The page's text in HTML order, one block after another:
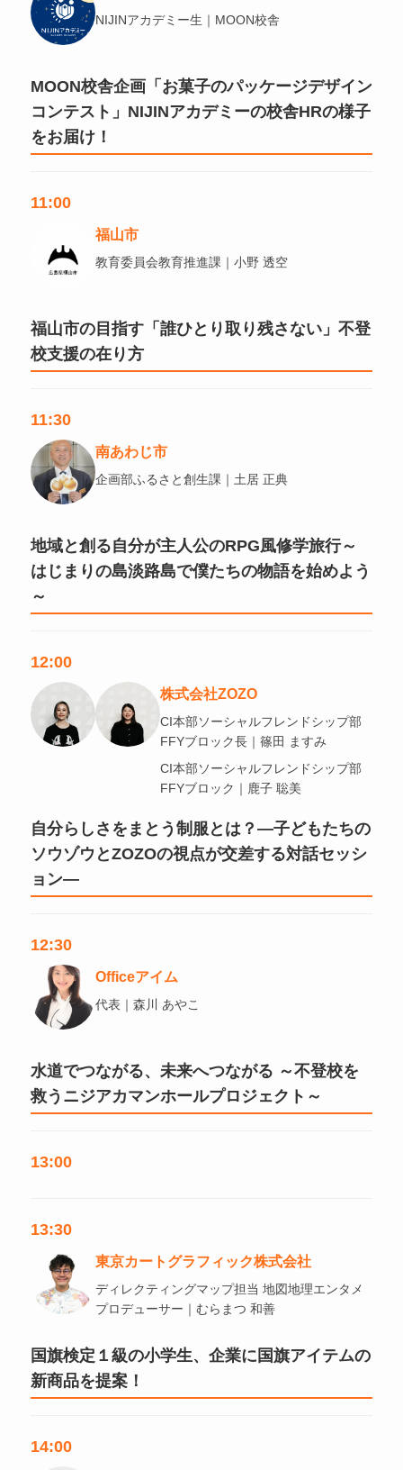
NIJINアカデミー生｜MOON校舎
MOON校舎企画「お菓子のパッケージデザイン
コンテスト」NIJINアカデミーの校舎HRの様子
をお届け！
11:00
福山市
教育委員会教育推進課｜小野 透空
福山市の目指す「誰ひとり取り残さない」不登
校支援の在り方
11:30
南あわじ市
企画部ふるさと創生課｜土居 正典
地域と創る自分が主人公のRPG風修学旅行～
はじまりの島淡路島で僕たちの物語を始めよう
～
12:00
株式会社ZOZO
CI本部ソーシャルフレンドシップ部
FFYブロック長｜篠田 ますみ
CI本部ソーシャルフレンドシップ部
FFYブロック｜鹿子 聡美
自分らしさをまとう制服とは？―子どもたちの
ソウゾウとZOZOの視点が交差する対話セッシ
ョン―
12:30
Officeアイム
代表｜森川 あやこ
水道でつながる、未来へつながる ～不登校を
救うニジアカマンホールプロジェクト～
13:00
13:30
東京カートグラフィック株式会社
ディレクティングマップ担当 地図地理エンタメ
プロデューサー｜むらまつ 和善
国旗検定１級の小学生、企業に国旗アイテムの
新商品を提案！
14:00